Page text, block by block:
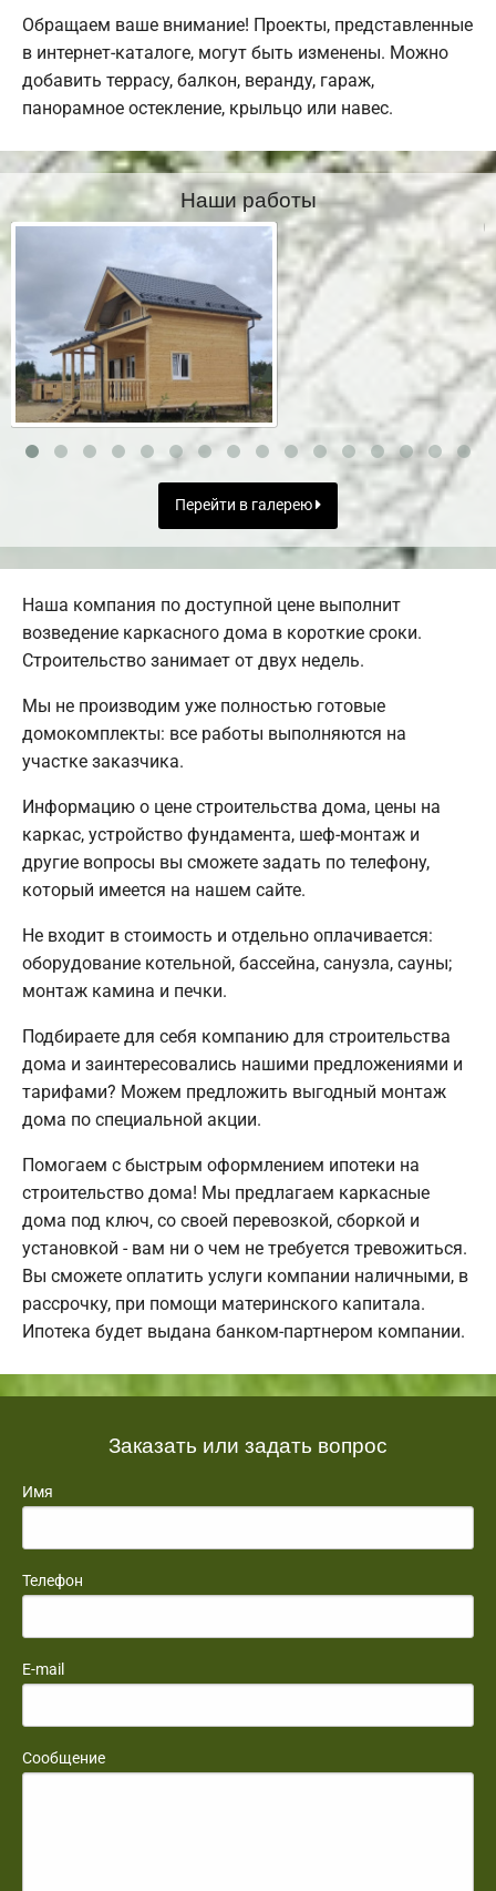
Обращаем ваше внимание! Проекты, представленные
в интернет-каталоге, могут быть изменены. Можно
добавить террасу, балкон, веранду, гараж,
панорамное остекление, крыльцо или навес.
Наши работы
Перейти в галерею
Наша компания по доступной цене выполнит
возведение каркасного дома в короткие сроки.
Строительство занимает от двух недель.
Мы не производим уже полностью готовые
домокомплекты: все работы выполняются на
участке заказчика.
Информацию о цене строительства дома, цены на
каркас, устройство фундамента, шеф-монтаж и
другие вопросы вы сможете задать по телефону,
который имеется на нашем сайте.
Не входит в стоимость и отдельно оплачивается:
оборудование котельной, бассейна, санузла, сауны;
монтаж камина и печки.
Подбираете для себя компанию для строительства
дома и заинтересовались нашими предложениями и
тарифами? Можем предложить выгодный монтаж
дома по специальной акции.
Помогаем с быстрым оформлением ипотеки на
строительство дома! Мы предлагаем каркасные
дома под ключ, со своей перевозкой, сборкой и
установкой - вам ни о чем не требуется тревожиться.
Вы сможете оплатить услуги компании наличными, в
рассрочку, при помощи материнского капитала.
Ипотека будет выдана банком-партнером компании.
Заказать или задать вопрос
Имя
Телефон
E-mail
Сообщение